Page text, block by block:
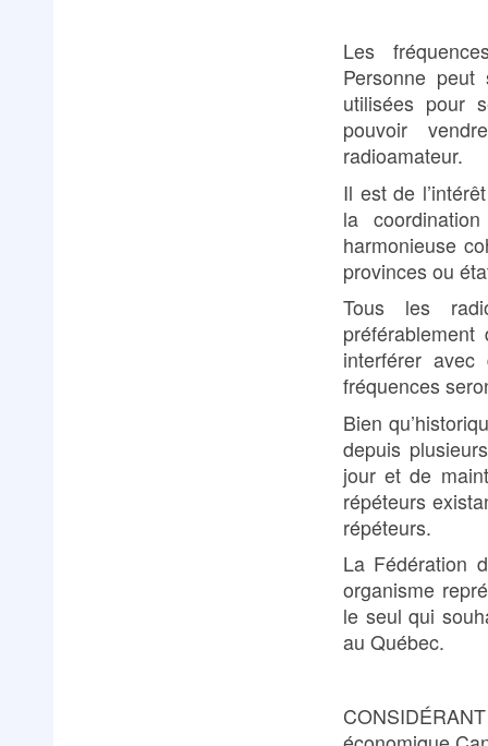
Les
Personne peut
utilisées pour
pouvoir
radioamateur.
Il est de
la
harmonieuse
provinces ou
Tous les
interférer avec
fréquences
Bien
depuis
jour et de
répéteurs
répéteurs.
La Fédération
organisme
le seul qui
au Québec.